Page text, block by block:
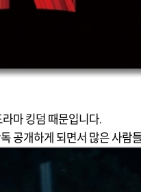
마 킹덤 때문입니다.
공개하게 되면서 많은 사람